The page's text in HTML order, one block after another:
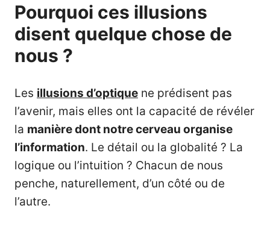
Pourquoi ces illusions
disent quelque chose de
nous ?
Les illusions d’optique ne prédisent pas
l’avenir, mais elles ont la capacité de révéler
la manière dont notre cerveau organise
l’information. Le détail ou la globalité ? La
logique ou l’intuition ? Chacun de nous
penche, naturellement, d’un côté ou de
l’autre.